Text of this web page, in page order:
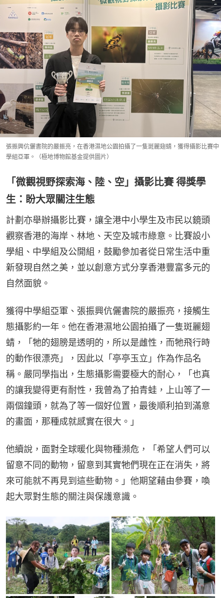
張振興伉儷書院的嚴振亮，在香港濕地公園拍攝了一隻斑麗翅蜻，獲得攝影比賽中
學組亞軍。（極地博物館基金提供圖片）
「微觀視野探索海、陸、空」攝影比賽 得獎學
生：盼大眾關注生態
計劃亦舉辦攝影比賽，讓全港中小學生及市民以鏡頭
觀察香港的海岸、林地、天空及城市綠意。比賽設小
學組、中學組及公開組，鼓勵參加者從日常生活中重
新發現自然之美，並以創意方式分享香港豐富多元的
自然面貌。
獲得中學組亞軍、張振興伉儷書院的嚴振亮，接觸生
態攝影約一年。他在香港濕地公園拍攝了一隻斑麗翅
蜻，「牠的翅膀是透明的，所以是雌性，而牠飛行時
的動作很漂亮」，因此以「亭亭玉立」作為作品名
稱。嚴同學指出，生態攝影需要極大的耐心，「也真
的讓我變得更有耐性，我曾為了拍青蛙，上山等了一
兩個鐘頭，就為了等一個好位置，最後順利拍到滿意
的畫面，那種成就感實在很大。」
他續說，面對全球暖化與物種瀕危，「希望人們可以
留意不同的動物，留意到其實牠們現在正在消失，將
來可能就不再見到這些動物。」他期望藉由參賽，喚
起大眾對生態的關注與保護意識。